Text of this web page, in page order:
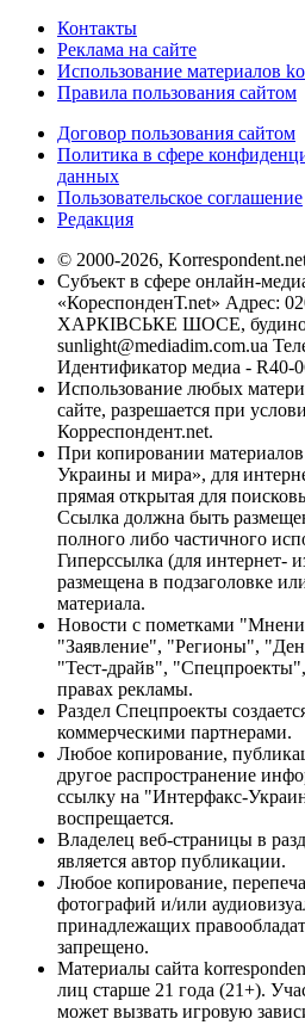
Контакты
Реклама на сайте
Использование материалов
Правила пользования сайтом
Договор пользования сайтом
Политика в сфере
данных
Пользовательское соглашение
Редакция
© 2000-2026,
Субъект в сфере онлайн-
«КореспонденТ.net» Адрес:
ХАРКІВСЬКЕ ШОСЕ, будинок
sunlight@mediadim.com.ua
Идентификатор медиа - R40-
Использование любых
сайте, разрешается при
Корреспондент.net.
При копировании
Украины и мира», для
прямая открытая для
Ссылка должна быть
полного либо частичного
Гиперссылка (для интернет-
размещена в подзаголовке
материала.
Новости с пометками
"Заявление", "Регионы",
"Тест-драйв",
правах рекламы.
Раздел Спецпроекты
коммерческими партнерами.
Любое копирование,
другое распространение
ссылку на "Интерфакс-
воспрещается.
Владелец веб-страницы в
является автор публикации.
Любое копирование,
фотографий и/или
принадлежащих
запрещено.
Материалы сайта
лиц старше 21 года (21+).
может вызвать игровую